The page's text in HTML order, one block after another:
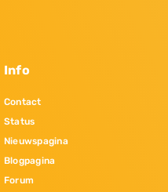
Info
Contact
Status
Nieuwspagina
Blogpagina
Forum